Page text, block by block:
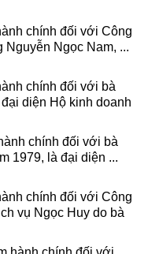
chính đối với Công
Nguyễn Ngọc Nam, ...
chính đối với bà
diện Hộ kinh doanh
chính đối với bà
1979, là đại diện ...
chính đối với Công
vụ Ngọc Huy do bà